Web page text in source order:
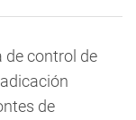
de control de
de